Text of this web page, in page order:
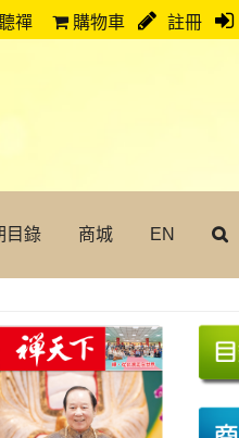
禪 購物車 註冊
目錄 商城 EN